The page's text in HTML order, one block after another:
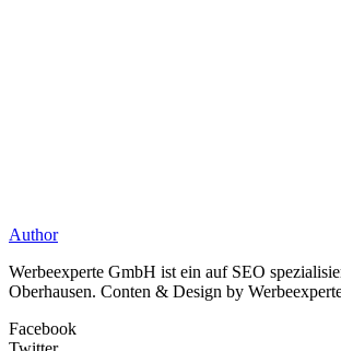
Author
Werbeexperte GmbH ist ein auf SEO
Oberhausen. Conten & Design by
Facebook